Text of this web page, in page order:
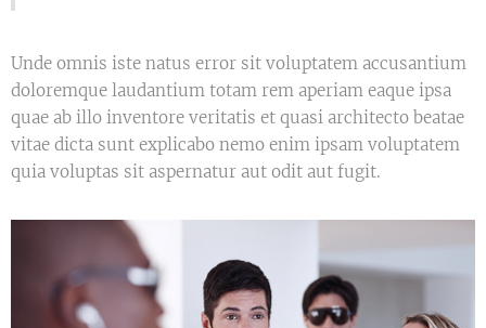
Unde omnis iste natus error sit voluptatem accusantium
doloremque laudantium totam rem aperiam eaque ipsa
quae ab illo inventore veritatis et quasi architecto beatae
vitae dicta sunt explicabo nemo enim ipsam voluptatem
quia voluptas sit aspernatur aut odit aut fugit.